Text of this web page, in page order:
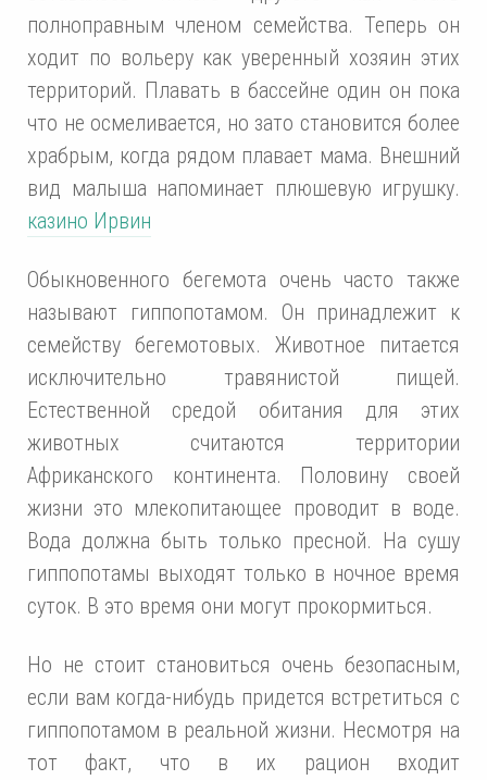
полноправным членом семейства. Теперь он
ходит по вольеру как уверенный хозяин этих
территорий. Плавать в бассейне один он пока
что не осмеливается, но зато становится более
храбрым, когда рядом плавает мама. Внешний
вид малыша напоминает плюшевую игрушку.
казино Ирвин
Обыкновенного бегемота очень часто также
называют гиппопотамом. Он принадлежит к
семейству бегемотовых. Животное питается
исключительно травянистой пищей.
Естественной средой обитания для этих
животных считаются территории
Африканского континента. Половину своей
жизни это млекопитающее проводит в воде.
Вода должна быть только пресной. На сушу
гиппопотамы выходят только в ночное время
суток. В это время они могут прокормиться.
Но не стоит становиться очень безопасным,
если вам когда-нибудь придется встретиться с
гиппопотамом в реальной жизни. Несмотря на
тот факт, что в их рацион входит